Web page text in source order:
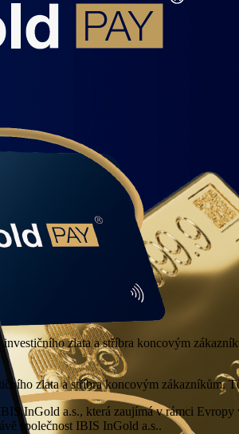
zlata a stříbra koncovým
zlata a stříbra koncovým zákazníkům.
InGold a.s., která zaujímá v rámci
společnost IBIS InGold a.s..